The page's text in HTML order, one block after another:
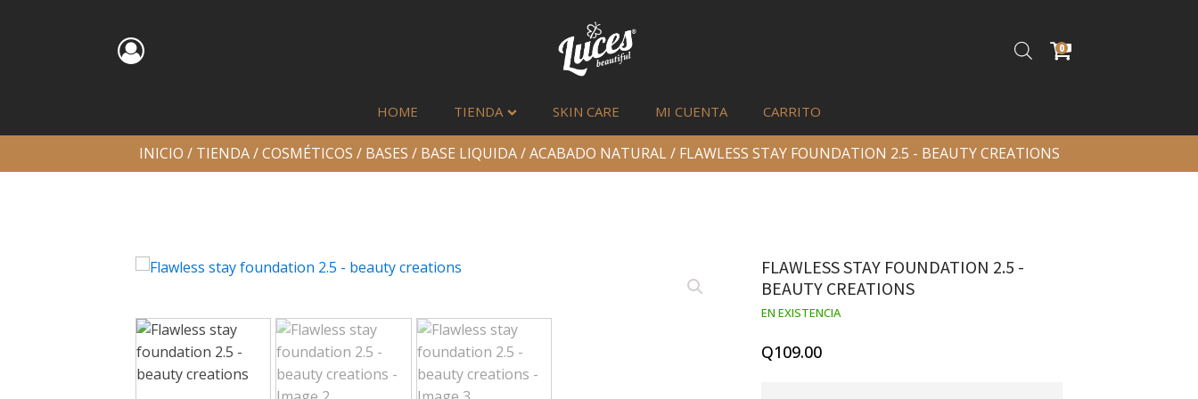
0
HOME TIENDA SKIN CARE MI CUENTA CARRITO
INICIO / TIENDA/COSMÉTICOS / BASES / BASE LIQUIDA/ACABADO NATURAL/ FLAWLESS STAY FOUNDATION 2.5 - BEAUTY CREATIONS
FLAWLESS STAY FOUNDATION 2.5 -
BEAUTY CREATIONS
EN EXISTENCIA
Q109.00
Eyebrow primer & powder kit